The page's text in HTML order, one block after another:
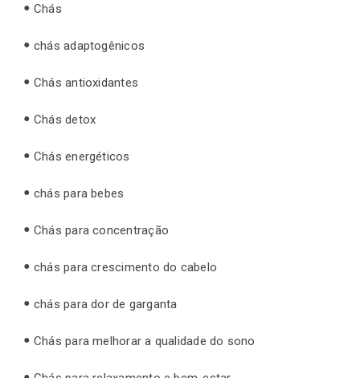
Chás
chás adaptogênicos
Chás antioxidantes
Chás detox
Chás energéticos
chás para bebes
Chás para concentração
chás para crescimento do cabelo
chás para dor de garganta
Chás para melhorar a qualidade do sono